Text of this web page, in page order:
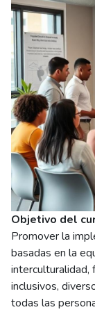
Objetivo del
Promover la
basadas en la
interculturalidad,
inclusivos,
todas las